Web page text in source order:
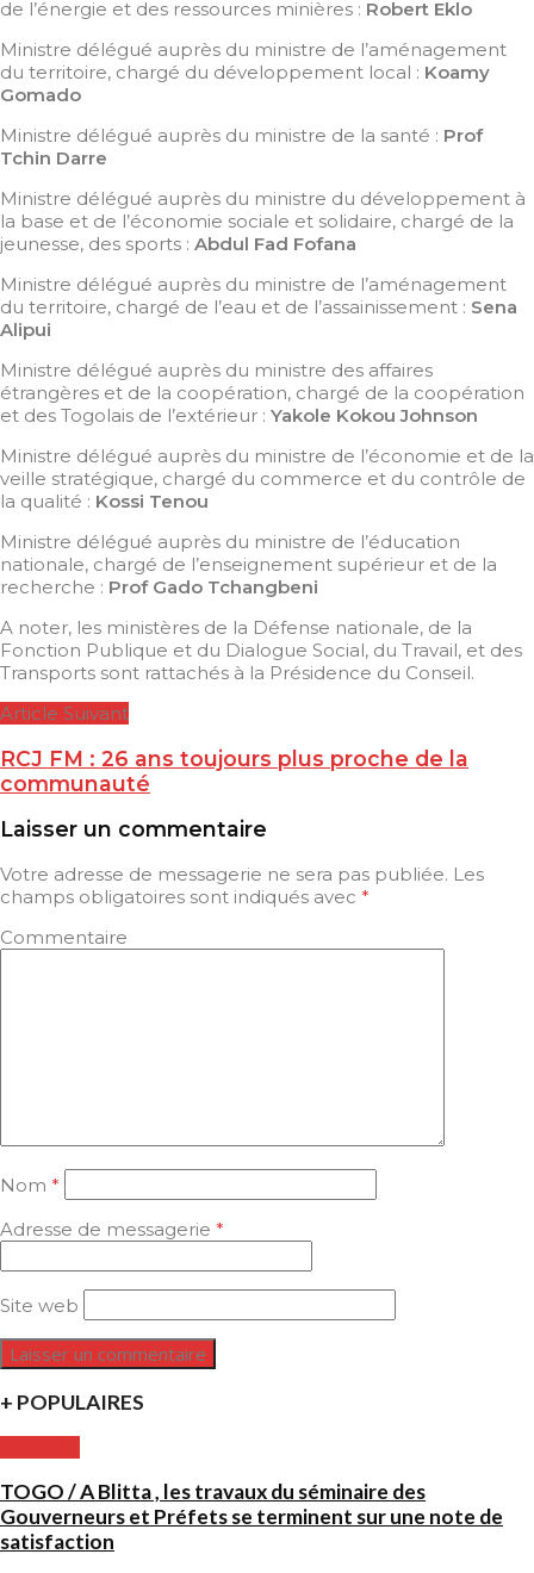
de l’énergie et des ressources minières : Robert Eklo
Ministre délégué auprès du ministre de l’aménagement
du territoire, chargé du développement local : Koamy
Gomado
Ministre délégué auprès du ministre de la santé : Prof
Tchin Darre
Ministre délégué auprès du ministre du développement à
la base et de l’économie sociale et solidaire, chargé de la
jeunesse, des sports : Abdul Fad Fofana
Ministre délégué auprès du ministre de l’aménagement
du territoire, chargé de l’eau et de l’assainissement : Sena
Alipui
Ministre délégué auprès du ministre des affaires
étrangères et de la coopération, chargé de la coopération
et des Togolais de l’extérieur : Yakole Kokou Johnson
Ministre délégué auprès du ministre de l’économie et de la
veille stratégique, chargé du commerce et du contrôle de
la qualité : Kossi Tenou
Ministre délégué auprès du ministre de l’éducation
nationale, chargé de l’enseignement supérieur et de la
recherche : Prof Gado Tchangbeni
A noter, les ministères de la Défense nationale, de la
Fonction Publique et du Dialogue Social, du Travail, et des
Transports sont rattachés à la Présidence du Conseil.
Article Suivant
RCJ FM : 26 ans toujours plus proche de la
communauté
Laisser un commentaire
Votre adresse de messagerie ne sera pas publiée. Les
champs obligatoires sont indiqués avec *
Commentaire
Nom *
Adresse de messagerie *
Site web
+ POPULAIRES
TOGO / A Blitta , les travaux du séminaire des
Gouverneurs et Préfets se terminent sur une note de
satisfaction